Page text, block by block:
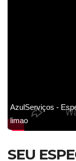
AzulServiços -
limao
SEU